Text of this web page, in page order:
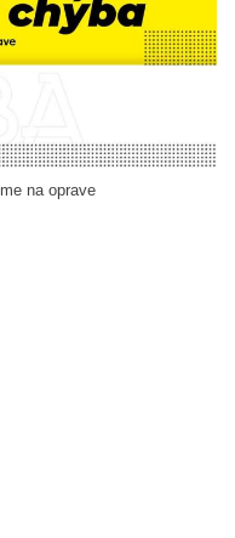
na oprave